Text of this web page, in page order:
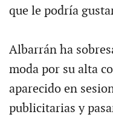
que le podría
Albarrán ha
moda por su alta
aparecido en
publicitarias y